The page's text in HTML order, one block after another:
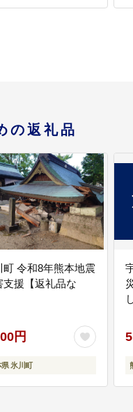
の返礼品
町 令和8年熊本地震
支援【返礼品な
円
県 氷川町